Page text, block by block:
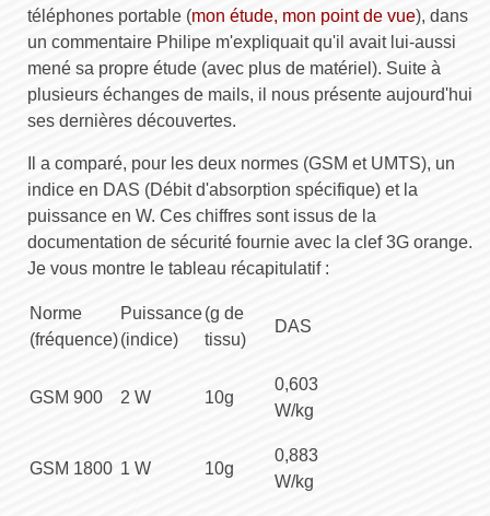
téléphones portable (mon étude, mon point de vue), dans
un commentaire Philipe m'expliquait qu'il avait lui-aussi
mené sa propre étude (avec plus de matériel). Suite à
plusieurs échanges de mails, il nous présente aujourd'hui
ses dernières découvertes.
Il a comparé, pour les deux normes (GSM et UMTS), un
indice en DAS (Débit d'absorption spécifique) et la
puissance en W. Ces chiffres sont issus de la
documentation de sécurité fournie avec la clef 3G orange.
Je vous montre le tableau récapitulatif :
Norme
(fréquence)
Puissance
(indice)
(g de
tissu)
DAS
GSM 900 2 W 10g
0,603
W/kg
GSM 1800 1 W 10g
0,883
W/kg